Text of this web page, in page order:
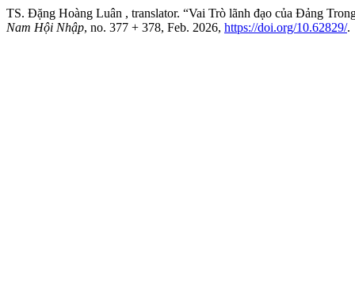
TS. Đặng Hoàng Luân , translator. “Vai Trò lãnh đạo của Đảng
Nam Hội Nhập, no. 377 + 378, Feb. 2026, https://doi.org/10.62829/.